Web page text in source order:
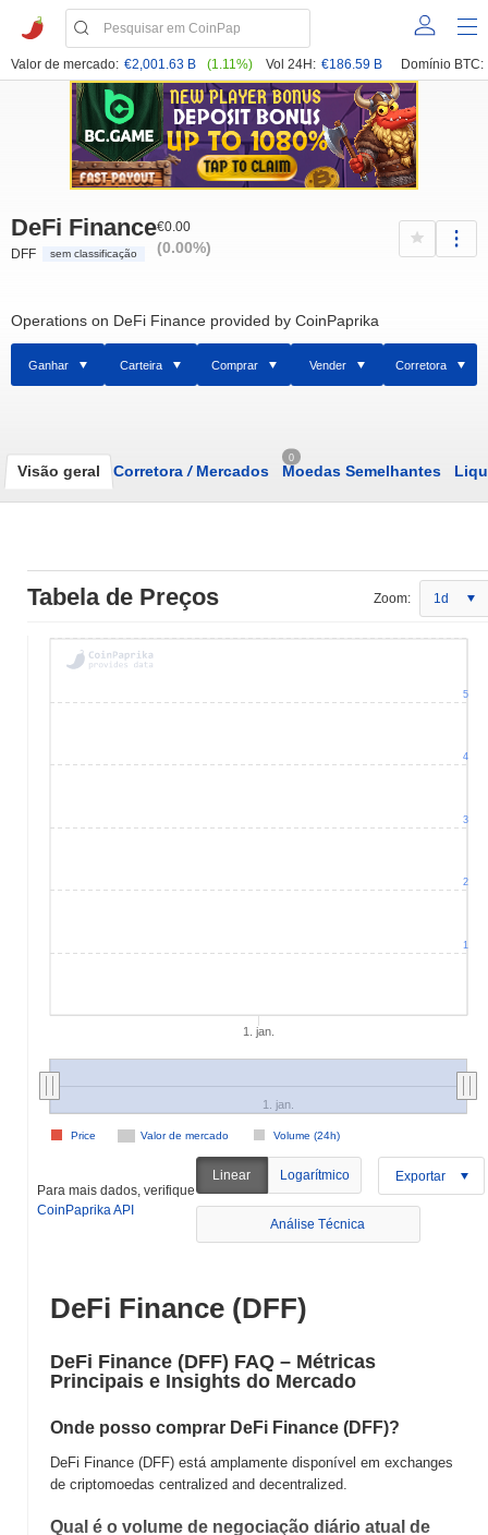
Valor de mercado: €2,001.63 B (1.11%) Vol 24H: €186.59 B Domínio BTC:
DeFi Finance
DFF sem classificação
€0.00
(0.00%)
Operations on DeFi Finance provided by CoinPaprika
Ganhar Carteira Comprar Vender Corretora
Visão geral Corretora /Mercados
0
Moedas Semelhantes
Tabela de Preços Zoom: 1d
1. jan.
Valor de mercado Volume (24h)
Price
1. jan.
1
2
3
4
5
Para mais dados, verifique
CoinPaprika API
Linear Logarítmico Exportar
Análise Técnica
DeFi Finance (DFF)
DeFi Finance (DFF) FAQ – Métricas
Principais e Insights do Mercado
Onde posso comprar DeFi Finance (DFF)?
DeFi Finance (DFF) está amplamente disponível em exchanges
de criptomoedas centralized and decentralized.
Qual é o volume de negociação diário atual de